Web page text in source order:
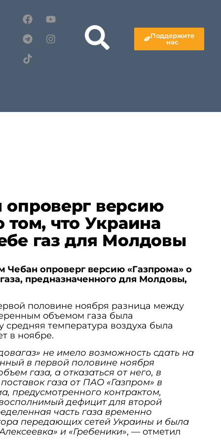
Поддержите
нас
версию
том, что Украина
газ для Молдовы
Чебан опроверг версию «Газпрома» о
предназначенного для Молдовы,
половине ноября разница между
объемом газа была
средняя температура воздуха была
в ноябре.
не имело возможность сдать на
в первой половине ноября
газа, а отказаться от него, в
газа от ПАО «Газпром» в
предусмотренного контрактом,
дефицит для второй
часть газа временно
передающих сетей Украины и была
и «Гребеники», — отметил